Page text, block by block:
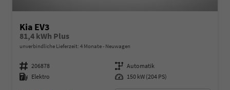
Kia EV3
81,4 kWh Plus
unverbindliche Lieferzeit: 4 Monate Neuwagen
Fahrzeugnummer 206878 Getriebe Automatik
Kraftstoff Elektro Leistung 150 kW (204 PS)